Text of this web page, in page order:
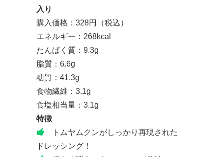
入り
購入価格：328円（税込）
エネルギー：268kcal
たんぱく質：9.3g
脂質：6.6g
糖質：41.3g
食物繊維：3.1g
食塩相当量：3.1g
特徴
トムヤムクンがしっかり再現された
ドレッシング！